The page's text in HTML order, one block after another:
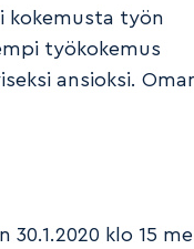
kokemusta työn
työkokemus
ansioksi.
klo 15